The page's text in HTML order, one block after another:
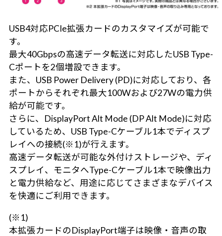
USB4対応PCIe拡張カードのカスタマイズが可能で
す。
最大40Gbpsの高速データ転送に対応したUSB Type-
Cポートを2個増設できます。
また、USB Power Delivery (PD)に対応しており、各
ポートからそれぞれ最大100Wおよび27Wの電力供
給が可能です。
さらに、DisplayPort Alt Mode (DP Alt Mode)に対応
しているため、USB Type-Cケーブル1本でディスプ
レイへの接続(※1)が行えます。
高速データ転送が可能な外付けストレージや、ディ
スプレイ、モニタへType-Cケーブル1本で映像出力
と電力供給など、用途に応じてさまざまなデバイス
を快適にご利用できます。
(※1)
本拡張カードのDisplayPort端子は映像・音声の取